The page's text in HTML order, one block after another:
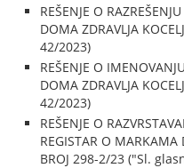
REŠENJE O
DOMA ZDRAVLJA
42/2023)
REŠENJE O
DOMA ZDRAVLJA
42/2023)
REŠENJE O
REGISTAR O
BROJ 298-2/23 ("Sl.